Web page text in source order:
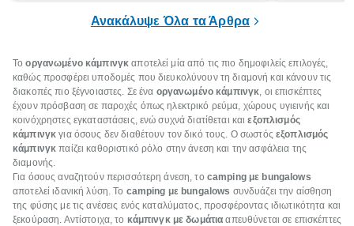
Ανακάλυψε Όλα τα Άρθρα
Τοοργανωμένο κάμπινγκ αποτελεί μία από τις πιο δημοφιλείς επιλογές,
καθώς προσφέρει υποδομές που διευκολύνουν τη διαμονή και κάνουν τις
διακοπές πιο ξέγνοιαστες. Σε ένα οργανωμένο κάμπινγκ, οι επισκέπτες
έχουν πρόσβαση σε παροχές όπως ηλεκτρικό ρεύμα, χώρους υγιεινής και
κοινόχρηστες εγκαταστάσεις, ενώ συχνά διατίθεται καιεξοπλισμός
κάμπινγκ για όσους δεν διαθέτουν τον δικό τους. Ο σωστός εξοπλισμός
κάμπινγκ παίζει καθοριστικό ρόλο στην άνεση και την ασφάλεια της
διαμονής.
Για όσους αναζητούν περισσότερη άνεση, το camping με bungalows
αποτελεί ιδανική λύση. Το camping με bungalows συνδυάζει την αίσθηση
της φύσης με τις ανέσεις ενός καταλύματος, προσφέροντας ιδιωτικότητα και
ξεκούραση. Αντίστοιχα, το κάμπινγκ με δωμάτια απευθύνεται σε επισκέπτες